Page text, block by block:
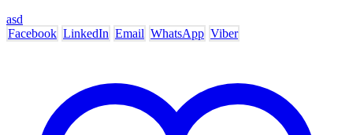
asd
Facebook LinkedIn Email WhatsApp Viber